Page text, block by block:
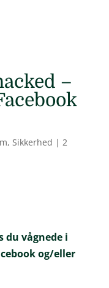
–
, Sikkerhed | 2
du vågnede i
og/eller